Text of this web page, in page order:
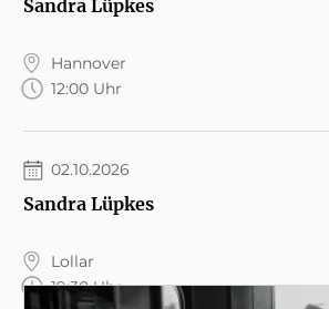
Sandra Lüpkes
Hannover
12:00 Uhr
02.10.2026
Sandra Lüpkes
Lollar
19:30 Uhr